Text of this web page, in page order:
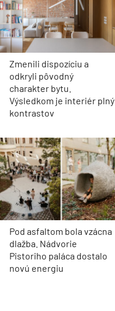
Zmenili dispozíciu a
odkryli pôvodný
charakter bytu.
Výsledkom je interiér plný
kontrastov
Pod asfaltom bola vzácna
dlažba. Nádvorie
Pistoriho paláca dostalo
novú energiu